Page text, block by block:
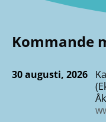
Kommande
30 augusti, 2026